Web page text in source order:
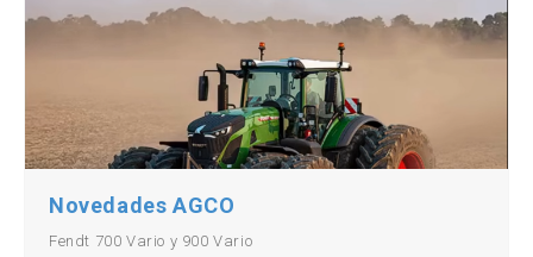
Novedades AGCO
Fendt 700 Vario y 900 Vario